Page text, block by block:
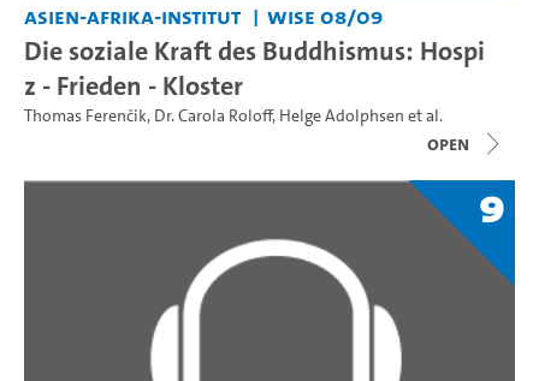
Asien-Afrika-Institut WiSe 08/09
Die soziale Kraft des Buddhismus: Hospi
z - Frieden - Kloster
Thomas Ferenčik, Dr. Carola Roloff, Helge Adolphsen et al.
open
9